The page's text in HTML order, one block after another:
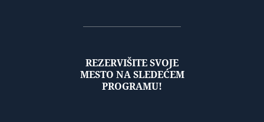
REZERVIŠITE SVOJE
MESTO NA SLEDEĆEM
PROGRAMU!